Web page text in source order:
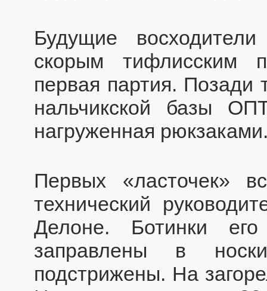
Будущие
скорым тифлисским
первая партия.
нальчикской базы
нагруженная
Первых «ласточек»
технический
Делоне. Ботинки
заправлены в
подстрижены. На